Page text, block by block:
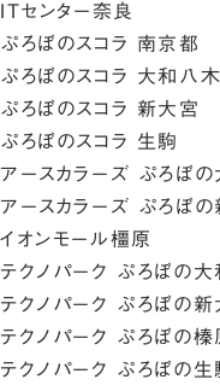
ITセンター奈良
ぷろぼのスコラ 南京都
ぷろぼのスコラ 大和八木
ぷろぼのスコラ 新大宮
ぷろぼのスコラ 生駒
アースカラーズ ぷろぼ
アースカラーズ ぷろぼ
イオンモール橿原
テクノパーク ぷろぼの
テクノパーク ぷろぼの新
テクノパーク ぷろぼの榛
テクノパーク ぷろぼの生